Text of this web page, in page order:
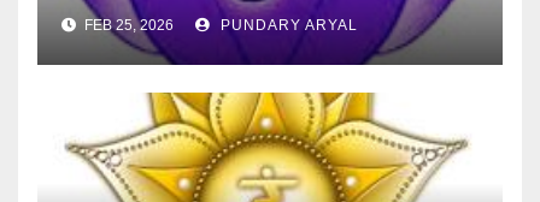
FEB 25, 2026 PUNDARY ARYAL